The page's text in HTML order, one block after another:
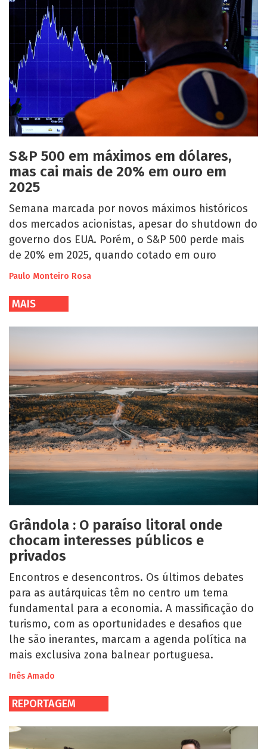
S&P 500 em máximos em dólares,
mas cai mais de 20% em ouro em
2025
Semana marcada por novos máximos históricos
dos mercados acionistas, apesar do shutdown do
governo dos EUA. Porém, o S&P 500 perde mais
de 20% em 2025, quando cotado em ouro
Paulo Monteiro Rosa
MAIS
Grândola : O paraíso litoral onde
chocam interesses públicos e
privados
Encontros e desencontros. Os últimos debates
para as autárquicas têm no centro um tema
fundamental para a economia. A massificação do
turismo, com as oportunidades e desafios que
lhe são inerantes, marcam a agenda política na
mais exclusiva zona balnear portuguesa.
Inês Amado
REPORTAGEM